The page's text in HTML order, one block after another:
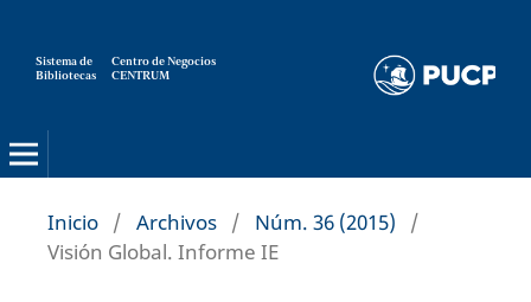
Sistema de
Bibliotecas
Centro de Negocios
CENTRUM
Inicio / Archivos / Núm. 36 (2015)
/
Visión Global. Informe IE